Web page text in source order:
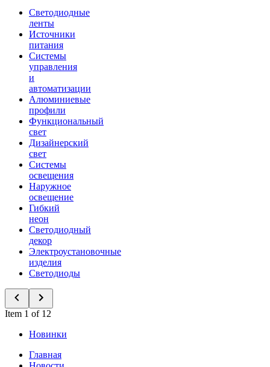
Светодиодные
ленты
Источники
питания
Системы
управления
и
автоматизации
Алюминиевые
профили
Функциональный
свет
Дизайнерский
свет
Системы
освещения
Наружное
освещение
Гибкий
неон
Светодиодный
декор
Электроустановочные
изделия
Светодиоды
Item 1 of 12
Новинки
Главная